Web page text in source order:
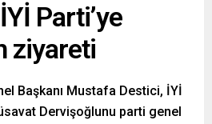
Parti’ye
ziyareti
Başkanı Mustafa Destici, İYİ
Dervişoğlunu parti genel